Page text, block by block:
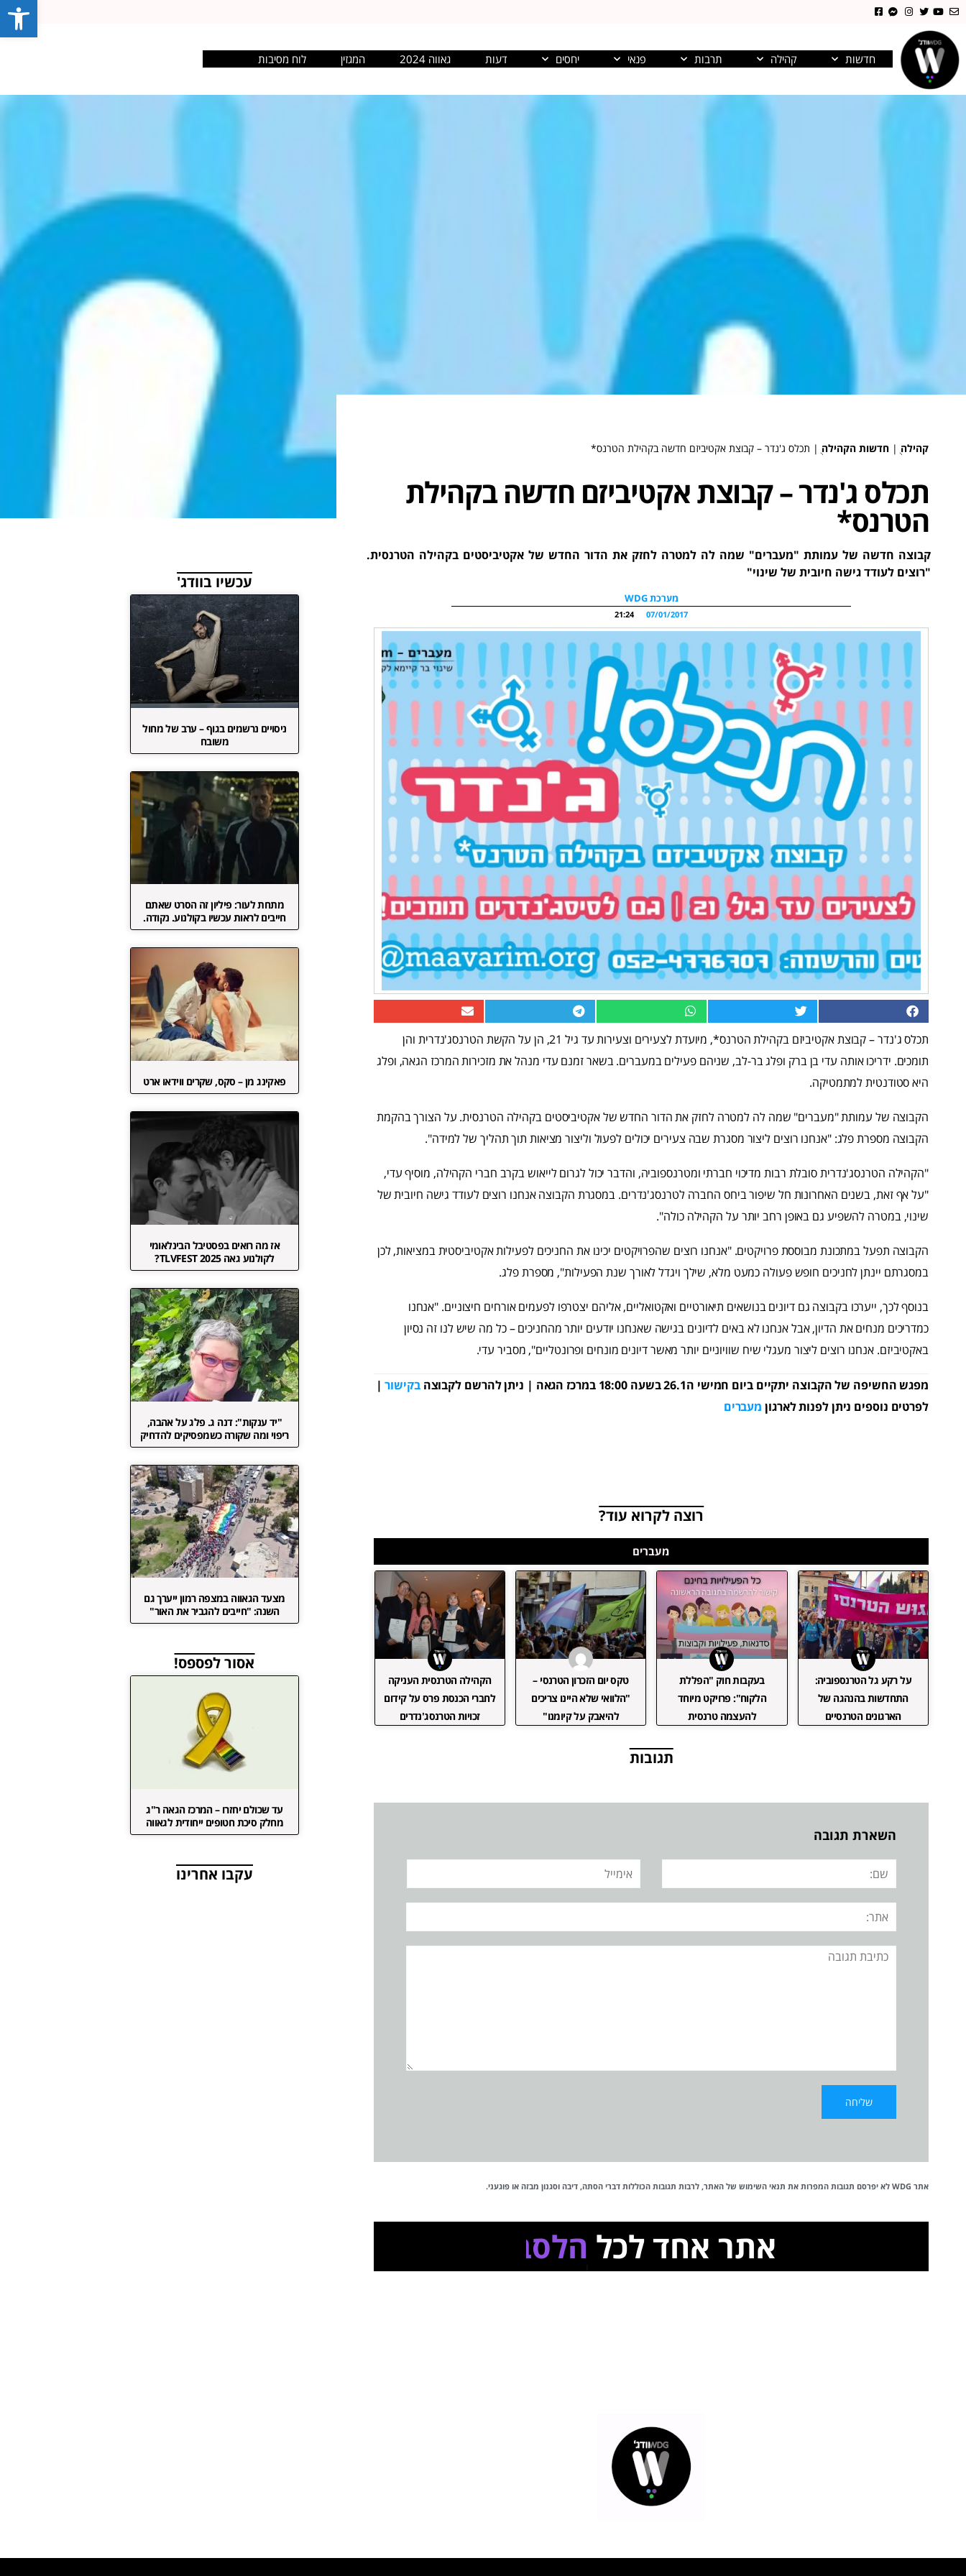
חדשות קהילה תרבות פנאי יחסים דעות גאווה 2024 המגזין לוח מסיבות
קהילה ֻ| חדשות הקהילה ֻ| תכלס ג'נדר – קבוצת אקטיביזם חדשה בקהילת הטרנס*
תכלס ג'נדר – קבוצת אקטיביזם חדשה בקהילת
הטרנס*
קבוצה חדשה של עמותת "מעברים" שמה לה למטרה לחזק את הדור החדש של אקטיביסטים בקהילה הטרנסית.
"רוצים לעודד גישה חיובית של שינוי"
מערכת WDG
07/01/2017
21:24
תכלס ג'נדר – קבוצת אקטיביזם בקהילת הטרנס*, מיועדת לצעירים וצעירות עד גיל 21, הן על הקשת הטרנסג'נדרית והן
תומכים. ידריכו אותה עדי בן ברק ופלג בר-לב, שניהם פעילים במעברים. בשאר זמנם עדי מנהל את מזכירות המרכז הגאה, ופלג
היא סטודנטית למתמטיקה.
הקבוצה של עמותת "מעברים" שמה לה למטרה לחזק את הדור החדש של אקטיביסטים בקהילה הטרנסית. על הצורך בהקמת
הקבוצה מספרת פלג: "אנחנו רוצים ליצור מסגרת שבה צעירים יכולים לפעול וליצור מציאות תוך תהליך של למידה".
"הקהילה הטרנסג'נדרית סובלת רבות מדיכוי חברתי ומטרנספוביה, והדבר יכול לגרום לייאוש בקרב חברי הקהילה, מוסיף עדי,
"על אף זאת, בשנים האחרונות חל שיפור ביחס החברה לטרנסג'נדרים. במסגרת הקבוצה אנחנו רוצים לעודד גישה חיובית של
שינוי, במטרה להשפיע גם באופן רחב יותר על הקהילה כולה".
הקבוצה תפעל במתכונת מבוססת פרויקטים. "אנחנו רוצים שהפרויקטים יכינו את החניכים לפעילות אקטיביסטית במציאות, לכן
במסגרתם יינתן לחניכים חופש פעולה כמעט מלא, שילך ויגדל לאורך שנת הפעילות", מספרת פלג.
בנוסף לכך, ייערכו בקבוצה גם דיונים בנושאים תיאורטיים ואקטואליים, אליהם יצטרפו לפעמים אורחים חיצוניים. "אנחנו
כמדריכים מנחים את הדיון, אבל אנחנו לא באים לדיונים בגישה שאנחנו יודעים יותר מהחניכים – כל מה שיש לנו זה נסיון
באקטיביזם. אנחנו רוצים ליצור מעגלי שיח שוויוניים יותר מאשר דיונים מונחים ופרונטליים", מסביר עדי.
מפגש החשיפה של הקבוצה יתקיים ביום חמישי ה26.1 בשעה 18:00 במרכז הגאה | ניתן להרשם לקבוצה בקישור|
לפרטים נוספים ניתן לפנות לארגון מעברים
רוצה לקרוא עוד?
מעברים
על רקע גל הטרנספוביה:
התחדשות בהנהגה של
הארגונים הטרנסיים
בעקבות חוק "הפללת
הלקוח": פרויקט מיוחד
להעצמה טרנסית
טקס יום הזכרון הטרנסי –
"הלוואי שלא היינו צריכים
להיאבק על קיומנו"
הקהילה הטרנסית העניקה
לחברי הכנסת פרס על קידום
זכויות הטרנסג'נדרים
תגובות
השארת תגובה
שם: אימייל
אתר:
תגובה
אתר WDG לא יפרסם תגובות המפרות את תנאי השימוש של האתר, לרבות תגובות הכוללות דברי הסתה, דיבה וסגנון מבזה או פוגעני.
אתר אחד לכל הלסביות
עכשיו בוודג'
ניסויים נרשמים בגוף – ערב של מחול
משובח
מתחת לעור: פיליון זה הסרט שאתם
חייבים לראות עכשיו בקולנוע. נקודה.
פאקינג מן – סקס, שקרים ווידאו ארט
אז מה רואים בפסטיבל הבינלאומי
לקולנוע גאה TLVFEST 2025?
"יד ענקות": דנה ג. פלג על אהבה,
ריפוי ומה שקורה כשמפסיקים להדחיק
מצעד הגאווה במצפה רמון ייערך גם
השנה: "חייבים להגביר את האור"
אסור לפספס!
עד שכולם יחזרו – המרכז הגאה ר"ג
מחלק סיכת חטופים ייחודית לגאווה
עקבו אחרינו